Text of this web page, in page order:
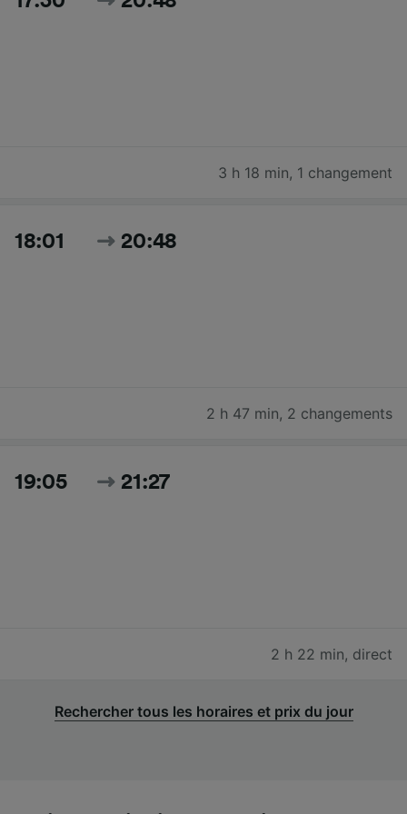
3 h 18 min, 1 changement
18:01 20:48
2 h 47 min, 2 changements
19:05 21:27
2 h 22 min, direct
Rechercher tous les horaires et prix du jour